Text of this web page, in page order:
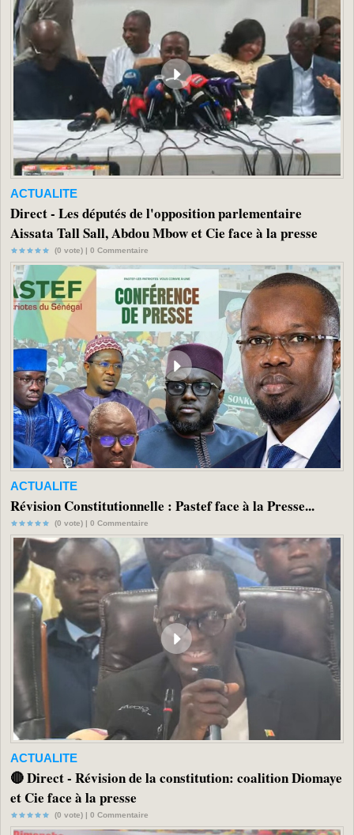
ACTUALITE
Direct - Les députés de l'opposition parlementaire
Aissata Tall Sall, Abdou Mbow et Cie face à la presse
(0 vote) | 0 Commentaire
ACTUALITE
Révision Constitutionnelle : Pastef face à la Presse...
(0 vote) | 0 Commentaire
ACTUALITE
🔴 Direct - Révision de la constitution: coalition Diomaye
et Cie face à la presse
(0 vote) | 0 Commentaire